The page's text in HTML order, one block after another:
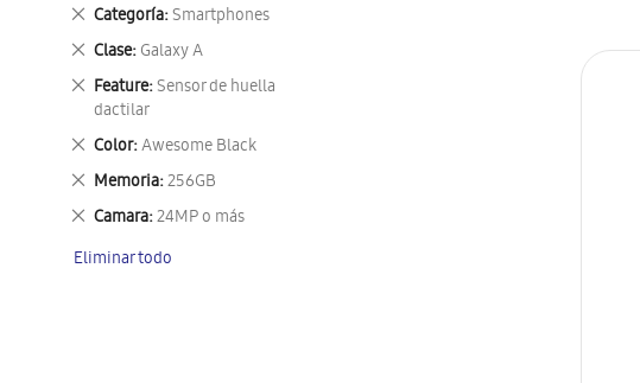
Categoría Smartphones
Eliminar
este
artículo
Clase Galaxy A
Eliminar
este
artículo
Feature Sensor de huella
dactilar
Eliminar
este
artículo
Color Awesome Black
Eliminar
este
artículo
Memoria 256GB
Eliminar
este
artículo
Camara 24MP o más
Eliminar
artículo
Eliminar todo